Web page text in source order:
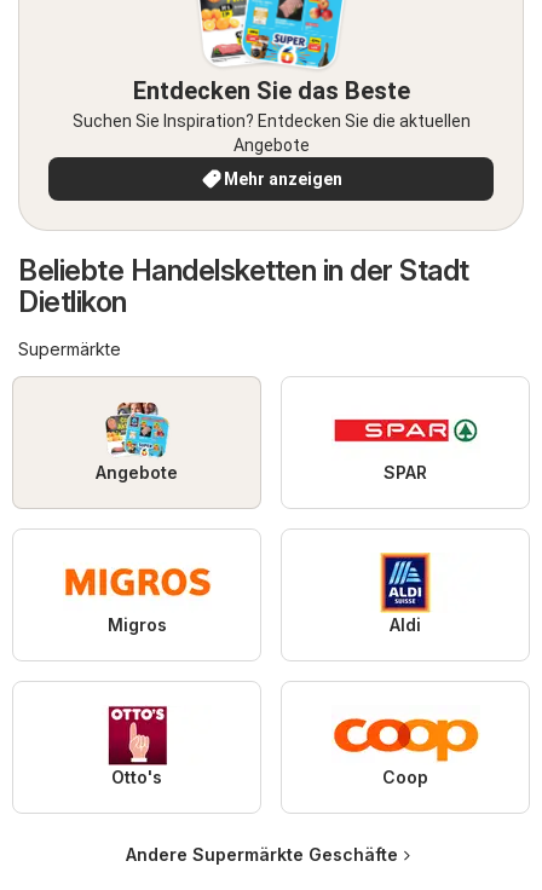
Entdecken Sie das Beste
Suchen Sie Inspiration? Entdecken Sie die aktuellen
Angebote
Mehr anzeigen
Beliebte Handelsketten in der Stadt
Dietlikon
Supermärkte
Angebote SPAR
Migros Aldi
Otto's Coop
Andere Supermärkte Geschäfte